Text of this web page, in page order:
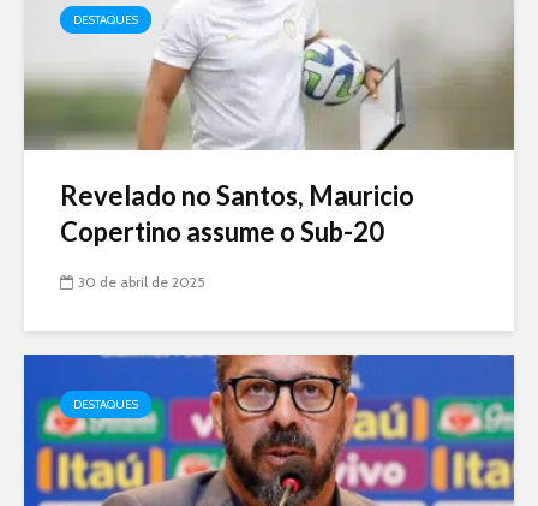
DESTAQUES
Revelado no Santos, Mauricio
Copertino assume o Sub-20
30 de abril de 2025
DESTAQUES